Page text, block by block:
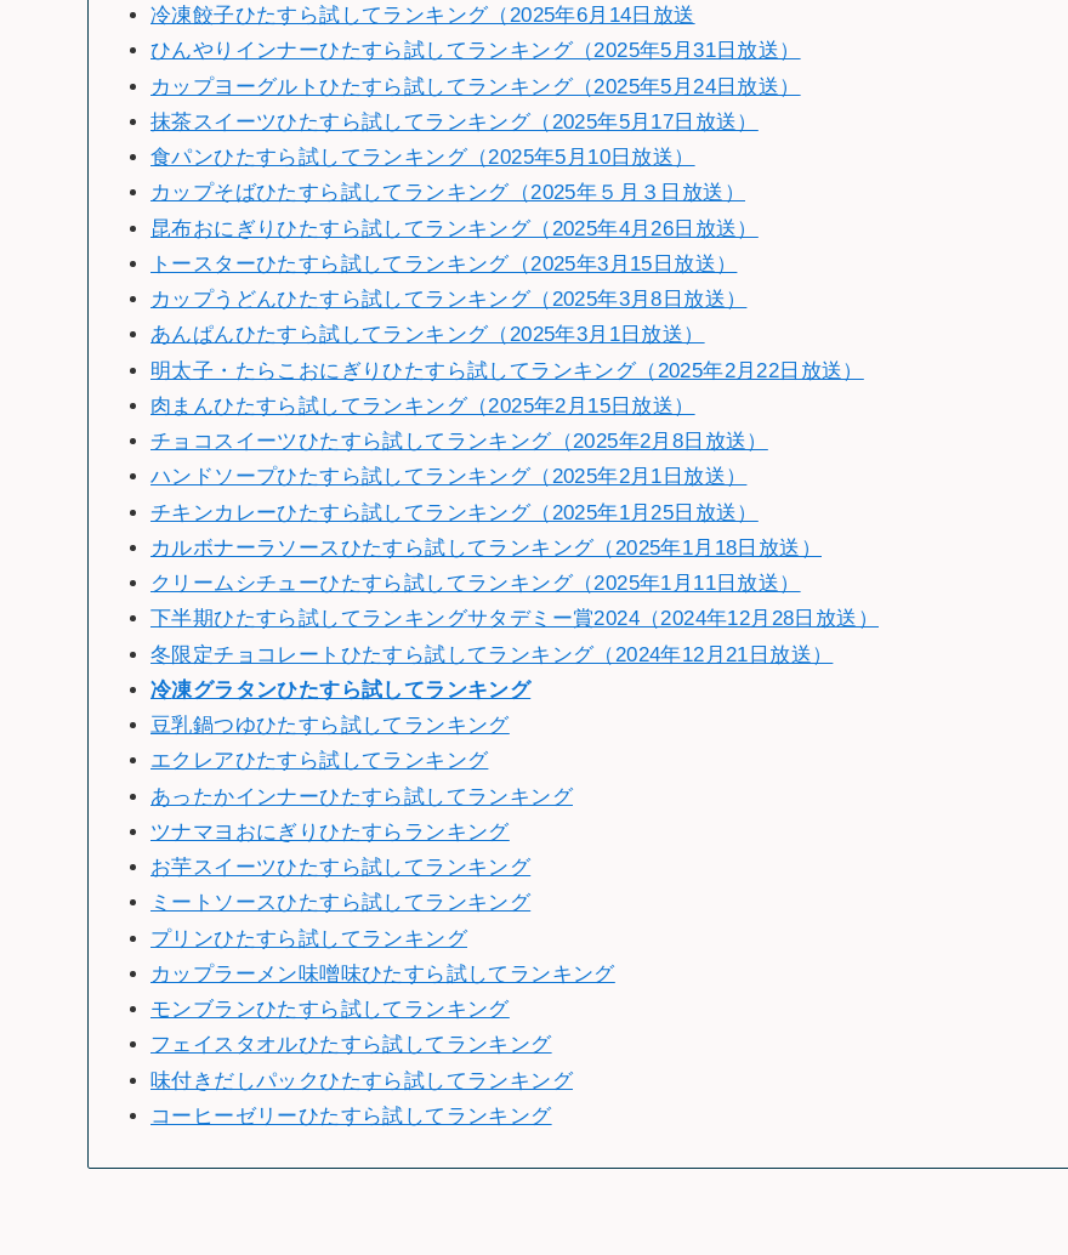
冷凍餃子ひたすら試してランキング（2025年6月14日放送
ひんやりインナーひたすら試してランキング（2025年5月31日放送）
カップヨーグルトひたすら試してランキング（2025年5月24日放送）
抹茶スイーツひたすら試してランキング（2025年5月17日放送）
食パンひたすら試してランキング（2025年5月10日放送）
カップそばひたすら試してランキング（2025年５月３日放送）
昆布おにぎりひたすら試してランキング（2025年4月26日放送）
トースターひたすら試してランキング（2025年3月15日放送）
カップうどんひたすら試してランキング（2025年3月8日放送）
あんぱんひたすら試してランキング（2025年3月1日放送）
明太子・たらこおにぎりひたすら試してランキング（2025年2月22日放送）
肉まんひたすら試してランキング（2025年2月15日放送）
チョコスイーツひたすら試してランキング（2025年2月8日放送）
ハンドソープひたすら試してランキング（2025年2月1日放送）
チキンカレーひたすら試してランキング（2025年1月25日放送）
カルボナーラソースひたすら試してランキング（2025年1月18日放送）
クリームシチューひたすら試してランキング（2025年1月11日放送）
下半期ひたすら試してランキングサタデミー賞2024（2024年12月28日放送）
冬限定チョコレートひたすら試してランキング（2024年12月21日放送）
冷凍グラタンひたすら試してランキング
豆乳鍋つゆひたすら試してランキング
エクレアひたすら試してランキング
あったかインナーひたすら試してランキング
ツナマヨおにぎりひたすらランキング
お芋スイーツひたすら試してランキング
ミートソースひたすら試してランキング
プリンひたすら試してランキング
カップラーメン味噌味ひたすら試してランキング
モンブランひたすら試してランキング
フェイスタオルひたすら試してランキング
味付きだしパックひたすら試してランキング
コーヒーゼリーひたすら試してランキング